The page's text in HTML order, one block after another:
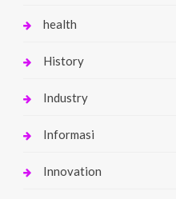
health
History
Industry
Informasi
Innovation